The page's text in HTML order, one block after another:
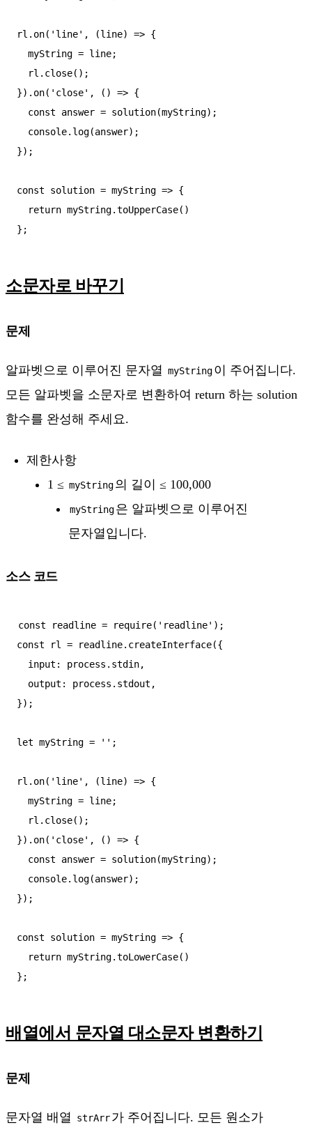
rl.on('line', (line) => {
}).on('close', () => {
});
const solution = myString => {
소문자로 바꾸기
문제
알파벳으로 이루어진 문자열 myString이 주어집니다.
모든 알파벳을 소문자로 변환하여 return 하는 solution
함수를 완성해 주세요.
제한사항
1 ≤ myString의 길이 ≤ 100,000
myString은 알파벳으로 이루어진
문자열입니다.
소스 코드
const readline = require('readline');
const rl = readline.createInterface({
});
let myString = '';
rl.on('line', (line) => {
}).on('close', () => {
});
const solution = myString => {
배열에서 문자열 대소문자 변환하기
문제
문자열 배열 strArr가 주어집니다. 모든 원소가